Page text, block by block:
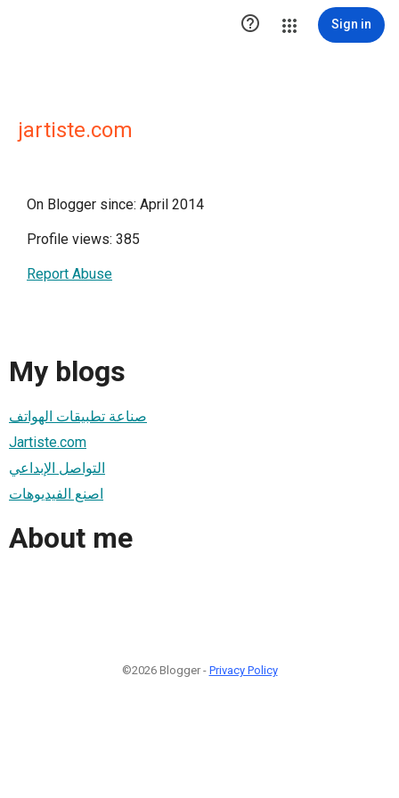
 Sign in
jartiste.com
On Blogger since: April 2014
Profile views: 385
Report Abuse
My blogs
صناعة تطبيقات الهواتف
Jartiste.com
التواصل الإبداعي
اصنع الفيديوهات
About me
©2026 Blogger - Privacy Policy